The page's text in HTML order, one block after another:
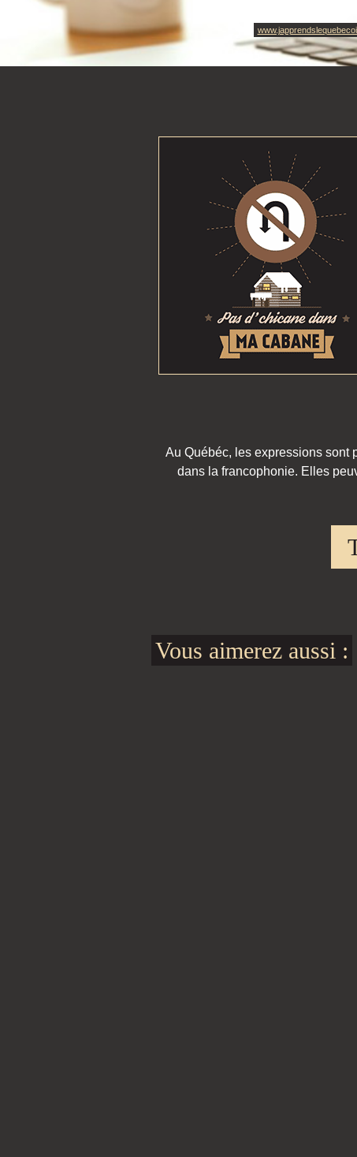
Au Québéc, les expressions sont
dans la francophonie. Elles
Vous aimerez aussi :